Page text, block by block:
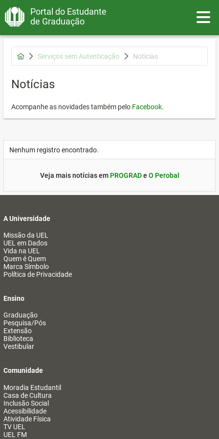
Portal do Estudante
de Graduação
Serviços sem Autenticação Notícias
Notícias
Acompanhe as novidades também pelo Facebook.
Nenhum registro encontrado.
Veja mais notícias em PROGRADe O Perobal
A Universidade
Missão da UEL
UEL em Dados
Vida na UEL
Quem é Quem
Marca Símbolo
Política de Privacidade
Ensino
Graduação
Pesquisa/Pós
Extensão
Biblioteca
Vestibular
Comunidade
Moradia Estudantil
Casa de Cultura
Inclusão Social
Acessibilidade
Atividade Física
TV UEL
UEL FM